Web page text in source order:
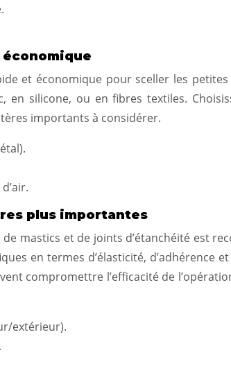
et économique pour sceller les
en silicone, ou en fibres textiles.
importants à considérer.
plus importantes
mastics et de joints d’étanchéité est
en termes d’élasticité, d’adhérence
compromettre l’efficacité de
extérieur).